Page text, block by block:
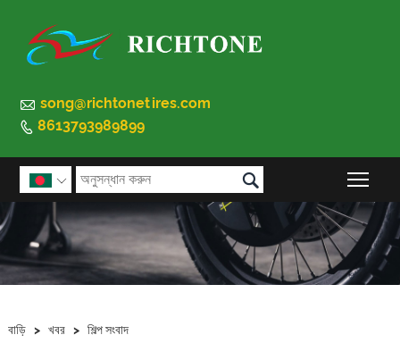
 song@richtonetires.com
 8613793989899
 
বাড়ি > খবর > শিল্প সংবাদ